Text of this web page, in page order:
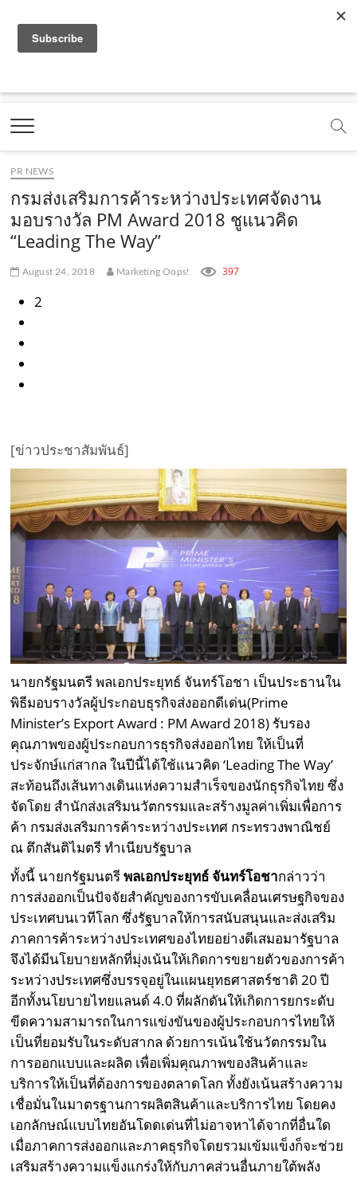
a
e
b
o
o
k
.
c
o
o
t
b
.
c
o
.
o
e
m
t
g
a
m
.
t
k
c
o
m
Marketing Oops!
DIGITAL | CREATIVE | ADVERTISING | CAMPAIGN |
PR NEWS
กรมส่งเสริมการค้าระหว่างประเทศจัดงาน
มอบรางวัล PM Award 2018 ชูแนวคิด
“Leading The Way”
August 24, 2018 Marketing Oops! 397
2
[ข่าวประชาสัมพันธ์]
นายกรัฐมนตรี พลเอกประยุทธ์ จันทร์โอชา เป็นประธานใน
พิธีมอบรางวัลผู้ประกอบธุรกิจส่งออกดีเด่น(Prime
Minister’s Export Award : PM Award 2018) รับรอง
คุณภาพของผู้ประกอบการธุรกิจส่งออกไทย ให้เป็นที่
ประจักษ์แก่สากล ในปีนี้ได้ใช้แนวคิด ‘Leading The Way’
สะท้อนถึงเส้นทางเดินแห่งความสำเร็จของนักธุรกิจไทย ซึ่ง
จัดโดย สำนักส่งเสริมนวัตกรรมและสร้างมูลค่าเพิ่มเพื่อการ
ค้า กรมส่งเสริมการค้าระหว่างประเทศ กระทรวงพาณิชย์
ณ ตึกสันติไมตรี ทำเนียบรัฐบาล
ทั้งนี้ นายกรัฐมนตรีพลเอกประยุทธ์ จันทร์โอชากล่าวว่า
การส่งออกเป็นปัจจัยสำคัญของการขับเคลื่อนเศรษฐกิจของ
ประเทศบนเวทีโลก ซึ่งรัฐบาลให้การสนับสนุนและส่งเสริม
ภาคการค้าระหว่างประเทศของไทยอย่างดีเสมอมารัฐบาล
จึงได้มีนโยบายหลักที่มุ่งเน้นให้เกิดการขยายตัวของการค้า
ระหว่างประเทศซึ่งบรรจุอยู่ในแผนยุทธศาสตร์ชาติ 20 ปี
อีกทั้งนโยบายไทยแลนด์ 4.0 ที่ผลักดันให้เกิดการยกระดับ
ขีดความสามารถในการแข่งขันของผู้ประกอบการไทยให้
เป็นที่ยอมรับในระดับสากล ด้วยการเน้นใช้นวัตกรรมใน
การออกแบบและผลิต เพื่อเพิ่มคุณภาพของสินค้าและ
บริการให้เป็นที่ต้องการของตลาดโลก ทั้งยังเน้นสร้างความ
เชื่อมั่นในมาตรฐานการผลิตสินค้าและบริการไทย โดยคง
เอกลักษณ์แบบไทยอันโดดเด่นที่ไม่อาจหาได้จากที่อื่นใด
เมื่อภาคการส่งออกและภาคธุรกิจโดยรวมเข้มแข็งก็จะช่วย
เสริมสร้างความแข็งแกร่งให้กับภาคส่วนอื่นภายใต้พลัง